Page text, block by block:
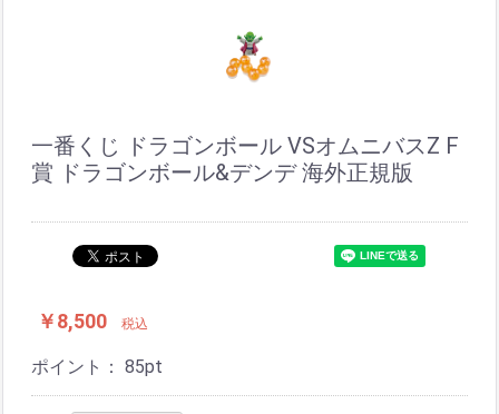
一番くじ ドラゴンボール VSオムニバスZ F
賞 ドラゴンボール&デンデ 海外正規版
￥8,500 税込
ポイント： 85pt